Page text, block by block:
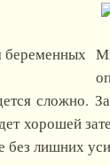
сложно.
хорошей
без лишних